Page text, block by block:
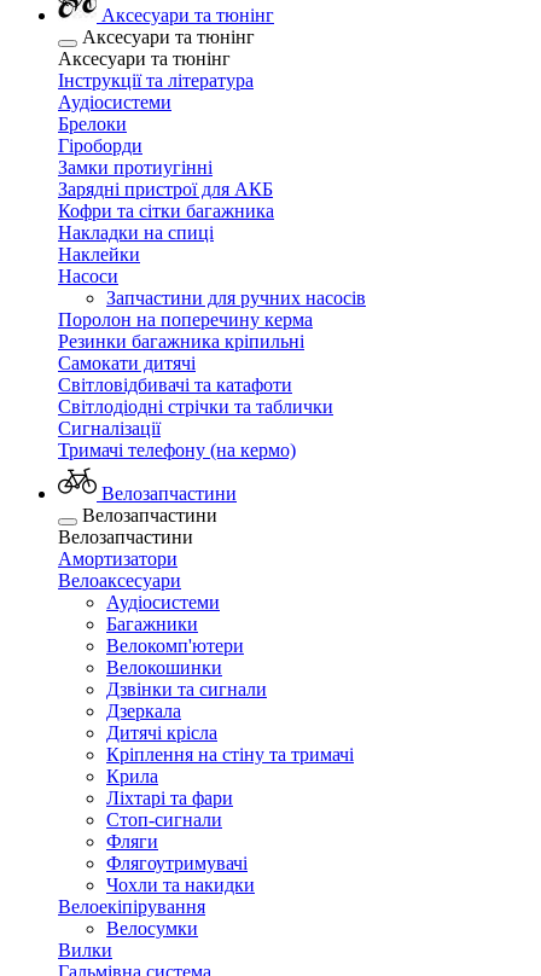
Аксесуари та тюнінг
Аксесуари та тюнінг
Аксесуари та тюнінг
Інструкції та література
Аудіосистеми
Брелоки
Гіроборди
Замки протиугінні
Зарядні пристрої для АКБ
Кофри та сітки багажника
Накладки на спиці
Наклейки
Насоси
Запчастини для ручних насосів
Поролон на поперечину керма
Резинки багажника кріпильні
Самокати дитячі
Світловідбивачі та катафоти
Світлодіодні стрічки та таблички
Сигналізації
Тримачі телефону (на кермо)
Велозапчастини
Велозапчастини
Велозапчастини
Амортизатори
Велоаксесуари
Аудіосистеми
Багажники
Велокомп'ютери
Велокошинки
Дзвінки та сигнали
Дзеркала
Дитячі крісла
Кріплення на стіну та тримачі
Крила
Ліхтарі та фари
Стоп-сигнали
Фляги
Флягоутримувачі
Чохли та накидки
Велоекіпірування
Велосумки
Вилки
Гальмівна система